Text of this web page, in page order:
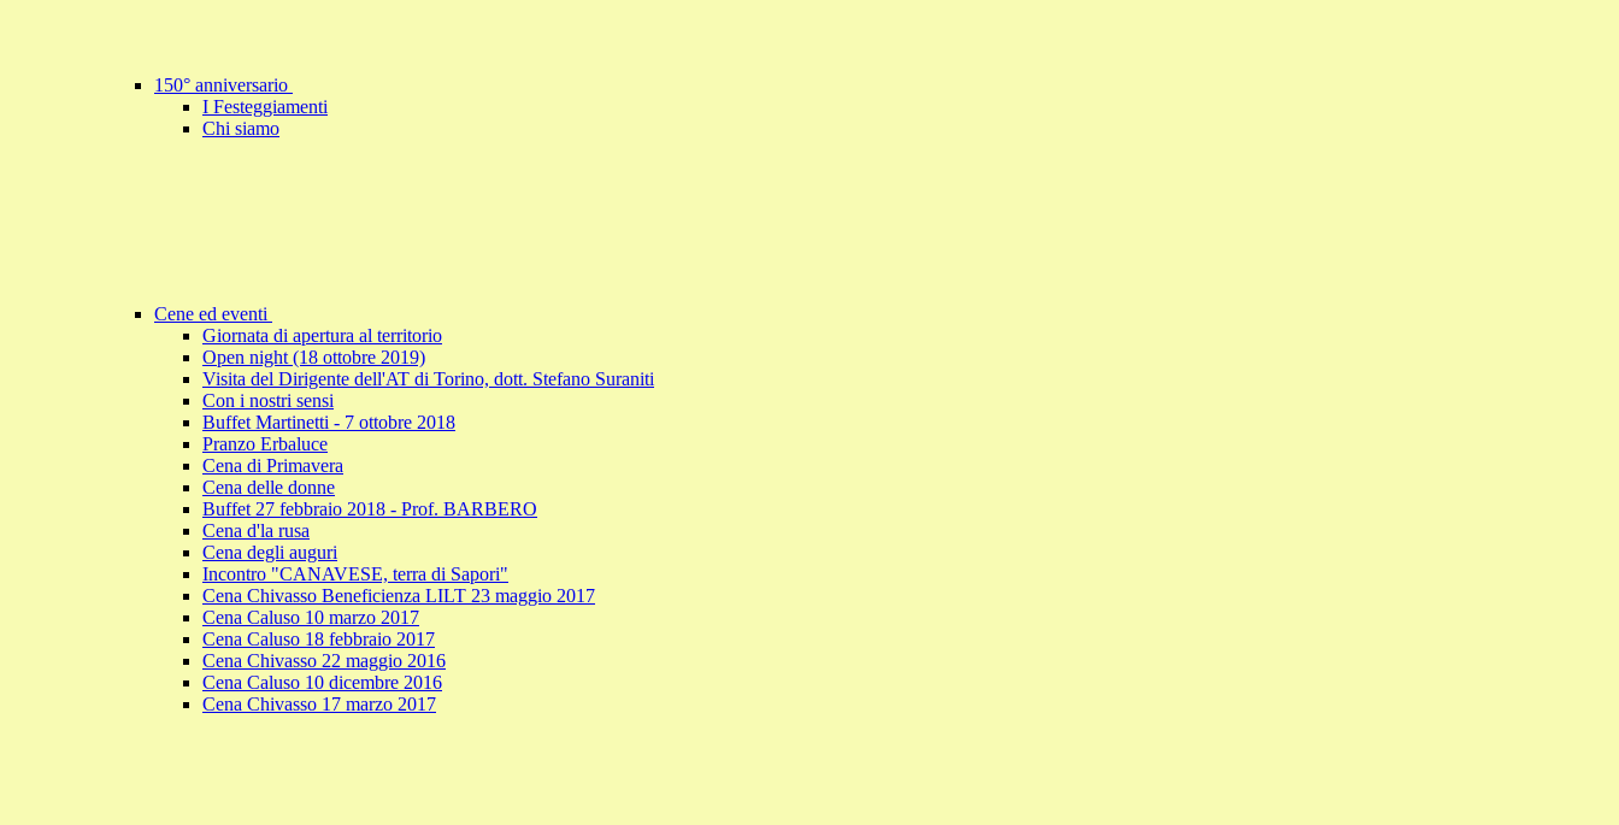
150° anniversario
I Festeggiamenti
Chi siamo
Cene ed eventi
Giornata di apertura al territorio
Open night (18 ottobre 2019)
Visita del Dirigente dell'AT di Torino, dott. Stefano Suraniti
Con i nostri sensi
Buffet Martinetti - 7 ottobre 2018
Pranzo Erbaluce
Cena di Primavera
Cena delle donne
Buffet 27 febbraio 2018 - Prof. BARBERO
Cena d'la rusa
Cena degli auguri
Incontro "CANAVESE, terra di Sapori"
Cena Chivasso Beneficienza LILT 23 maggio 2017
Cena Caluso 10 marzo 2017
Cena Caluso 18 febbraio 2017
Cena Chivasso 22 maggio 2016
Cena Caluso 10 dicembre 2016
Cena Chivasso 17 marzo 2017